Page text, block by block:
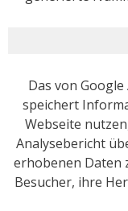
Das von
speichert
Webseite
Analysebericht
erhobenen Daten
Besucher, ihre